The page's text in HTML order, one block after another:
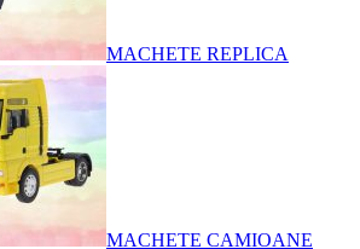
MACHETE REPLICA
MACHETE CAMIOANE